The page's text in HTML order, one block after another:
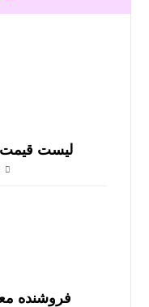
لیست قیمت
فروشنده